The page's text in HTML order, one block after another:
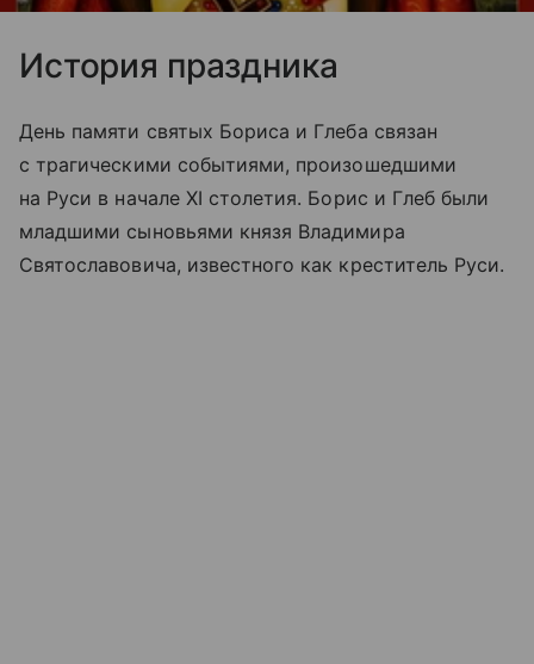
История праздника
День памяти святых Бориса и Глеба связан
с трагическими событиями, произошедшими
на Руси в начале XI столетия. Борис и Глеб были
младшими сыновьями князя Владимира
Святославовича, известного как креститель Руси.